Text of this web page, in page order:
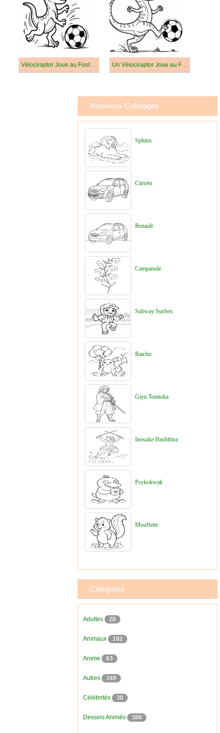
Vélociraptor Joue au Football Un Vélociraptor Joue au Football
Nouveaux Coloriages
Sphinx
Citroën
Renault
Campanule
Subway Surfers
Raichu
Giyu Tomioka
Inosuke Hashibira
Psykokwak
Mouffette
Catégories
Adultes 28
Animaux 182
Anime 63
Autres 349
Célébrités 30
Dessins Animés 388